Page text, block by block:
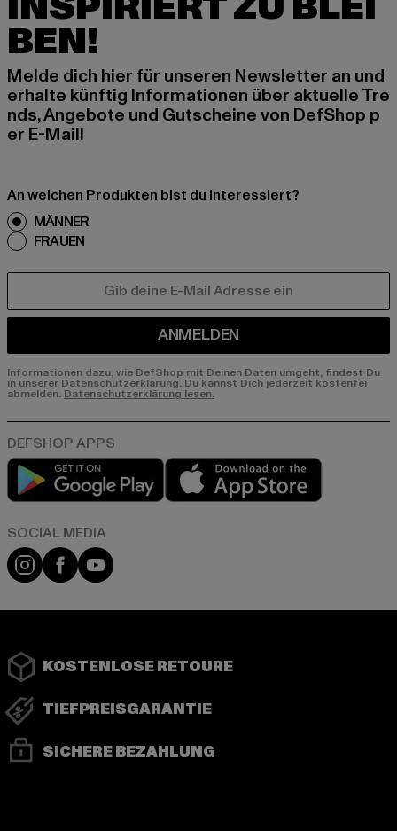
BEN!
Melde dich hier für unseren Newsletter an und
erhalte künftig Informationen über aktuelle Tre
nds, Angebote und Gutscheine von DefShop p
er E-Mail!
An welchen Produkten bist du interessiert?
MÄNNER
FRAUEN
ANMELDEN
Informationen dazu, wie DefShop mit Deinen Daten umgeht, findest Du
in unserer Datenschutzerklärung. Du kannst Dich jederzeit kostenfei
abmelden.Datenschutzerklärung lesen.
Play market
Instagram
FacebookYouTube
KOSTENLOSE RETOURE
TIEFPREISGARANTIE
SICHERE BEZAHLUNG